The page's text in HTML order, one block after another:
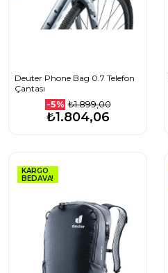
Deuter Phone Bag 0.7 Telefon
Çantası
-5% ₺1.899,00
₺1.804,06
KARGO
BEDAVA!